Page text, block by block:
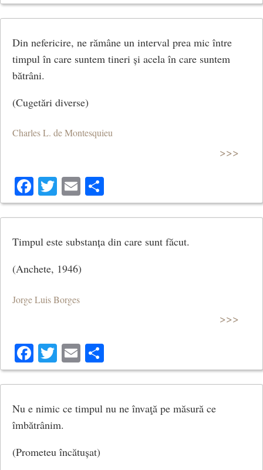
Din nefericire, ne rămâne un interval prea mic între
timpul în care suntem tineri și acela în care suntem
bătrâni.
(Cugetări diverse)
Charles L. de Montesquieu
>>>
Facebook
Twitter
Email
Timpul este substanța din care sunt făcut.
(Anchete, 1946)
Jorge Luis Borges
>>>
Facebook
Twitter
Email
Nu e nimic ce timpul nu ne învaţă pe măsură ce
îmbătrânim.
(Prometeu încătușat)